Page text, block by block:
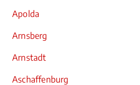
Apolda
Arnsberg
Arnstadt
Aschaffenburg